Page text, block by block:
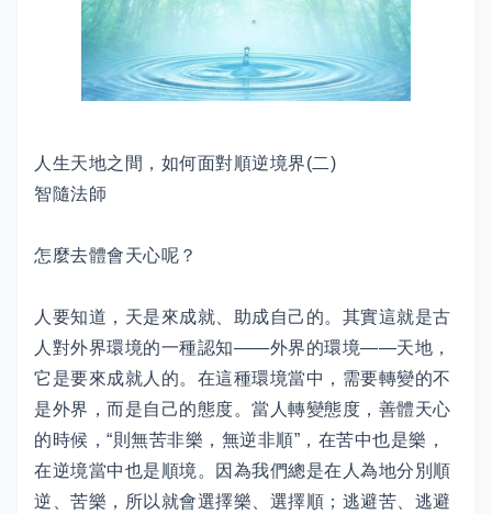
人生天地之間，如何面對順逆境界(二)
智隨法師
怎麼去體會天心呢？
人要知道，天是來成就、助成自己的。其實這就是古
人對外界環境的一種認知——外界的環境——天地，
它是要來成就人的。在這種環境當中，需要轉變的不
是外界，而是自己的態度。當人轉變態度，善體天心
的時候，“則無苦非樂，無逆非順”，在苦中也是樂，
在逆境當中也是順境。因為我們總是在人為地分別順
逆、苦樂，所以就會選擇樂、選擇順；逃避苦、逃避